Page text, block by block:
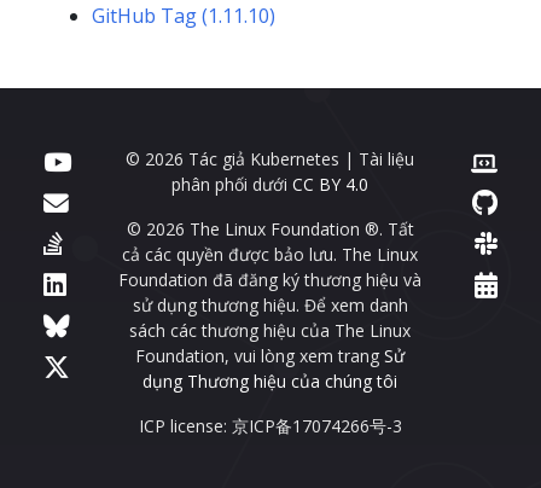
GitHub Tag (1.11.10)
© 2026 Tác giả Kubernetes | Tài liệu
phân phối dướiCC BY 4.0
© 2026 The Linux Foundation ®. Tất
cả các quyền được bảo lưu. The Linux
Foundation đã đăng ký thương hiệu và
sử dụng thương hiệu. Để xem danh
sách các thương hiệu của The Linux
Foundation, vui lòng xem trangSử
dụng Thương hiệu của chúng tôi
ICP license: 京ICP备17074266号-3